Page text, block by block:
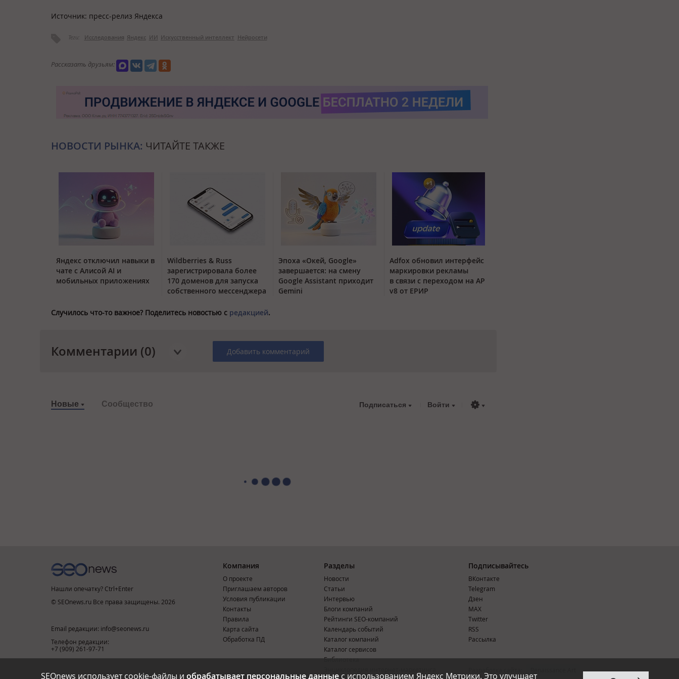
Источник: пресс-релиз Яндекса
Теги: Исследования Яндекс ИИ Искусственный интеллект Нейросети
Рассказать друзьям:
НОВОСТИ РЫНКА: ЧИТАЙТЕ ТАКЖЕ
Яндекс отключил навыки в
чате с Алисой AI и
мобильных приложениях
Wildberries & Russ
зарегистрировала более
170 доменов для запуска
собственного мессенджера
Эпоха «Окей, Google»
завершается: на смену
Google Assistant приходит
Gemini
Adfox обновил интерфейс
маркировки рекламы
в связи с переходом на API
v8 от ЕРИР
Случилось что-то важное? Поделитесь новостью с редакцией.
Комментарии (0) Добавить комментарий
Новые Сообщество Подписаться Войти
SEOnews использует cookie-файлы и обрабатывает персональные данныес использованием Яндекс Метрики. Это улучшает
Нашли опечатку? Ctrl+Enter
© SEOnews.ru Все права защищены. 2026
Email редакции: info@seonews.ru
Телефон редакции:
+7 (909) 261-97-71
This site is protected by reCAPTCHA and the Google
Компания
О проекте
Приглашаем авторов
Условия публикации
Контакты
Правила
Карта сайта
Обработка ПД
Разделы
Новости
Статьи
Интервью
Блоги компаний
Рейтинги SEO-компаний
Календарь событий
Каталог компаний
Каталог сервисов
Библиотека
Подписывайтесь
ВКонтакте
Telegram
Дзен
MAX
Тwitter
RSS
Рассылка